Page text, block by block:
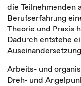
die Teilnehmenden
Berufserfahrung
Theorie und Praxis
Dadurch entstehe
Arbeits- und
Dreh- und